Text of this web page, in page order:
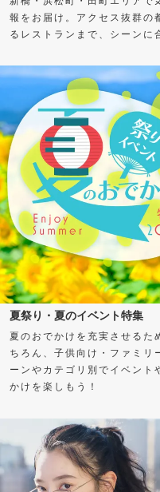
報をお届け。アクセス抜群の
るレストランまで、シーンに
夏祭り・夏のイベント特集
夏のおでかけを充実させるた
ちろん、子供向け・ファミリ
ーンやカテゴリ別でイベント
かけを楽しもう！